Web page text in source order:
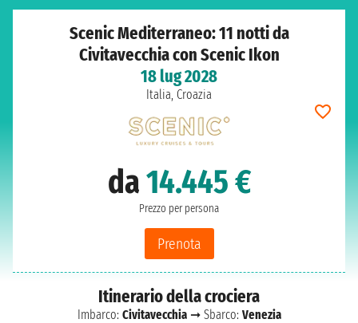
Scenic Mediterraneo: 11 notti da
Civitavecchia con Scenic Ikon
18 lug 2028
Italia, Croazia
da14.445 €
Prezzo per persona
Prenota
Itinerario della crociera
Imbarco: Civitavecchia➞ Sbarco: Venezia